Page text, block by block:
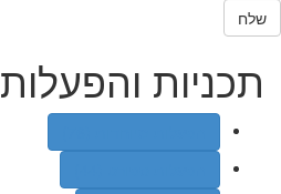
שלח
תכניות והפעלות